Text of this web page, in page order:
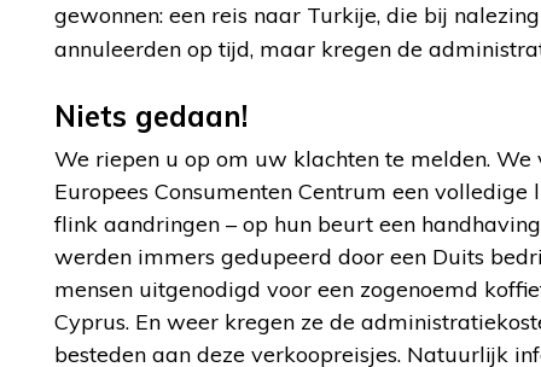
gewonnen: een reis naar Turkije, die bij
annuleerden op tijd, maar kregen de
Niets gedaan!
We riepen u op om uw klachten te melden.
Europees Consumenten Centrum een
flink aandringen – op hun beurt een
werden immers gedupeerd door een Duits
mensen uitgenodigd voor een zogenoemd
Cyprus. En weer kregen ze de
besteden aan deze verkoopreisjes. Natuurlijk